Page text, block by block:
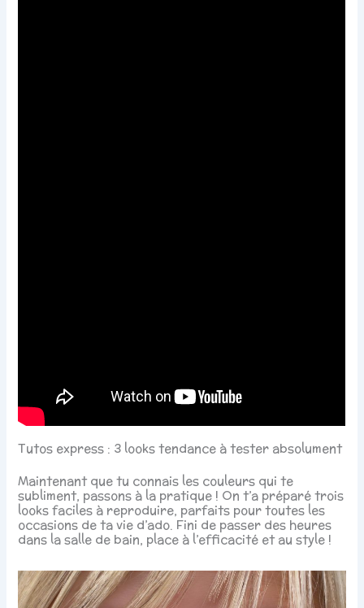
Tutos express : 3 looks tendance à tester absolument
Maintenant que tu connais les couleurs qui te
subliment, passons à la pratique ! On t’a préparé trois
looks faciles à reproduire, parfaits pour toutes les
occasions de ta vie d’ado. Fini de passer des heures
dans la salle de bain, place à l’efficacité et au style !